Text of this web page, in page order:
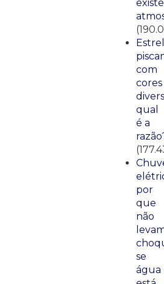
existe
com
cores
qual
é a
por
que
não
se
água